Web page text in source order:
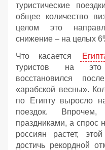
туристические
общее количество
целом это
снижение – на целых
Что касается
туристов на это
восстановился
«арабской весны».
по Египту выросло
поездок.
праздниками, а спрос
россиян растет,
достичь рекордной